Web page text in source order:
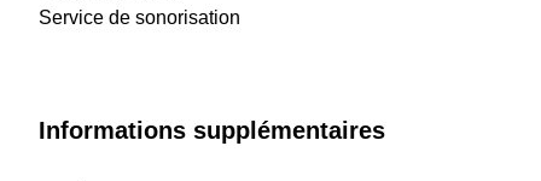
Service de sonorisation
Informations supplémentaires